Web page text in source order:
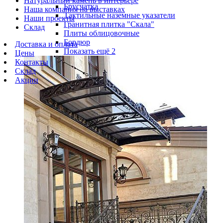
Брусчатка
Тактильные наземные указатели
Гранитная плитка "Скала"
Плиты облицовочные
Бордюр
Показать ещё 2
Наша компания на выставках
Наши проекты
Склад
Доставка и оплата
Цены
Контакты
Склад
Акции